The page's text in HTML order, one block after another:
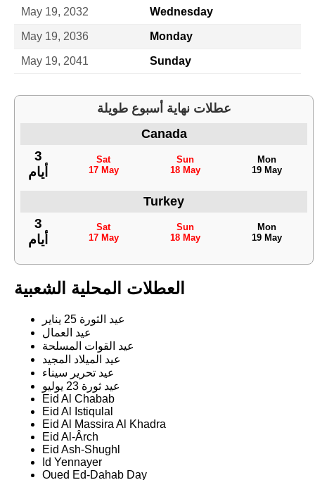
May 19, 2032 Wednesday
May 19, 2036 Monday
May 19, 2041 Sunday
عطلات نهاية أسبوع طويلة
Canada
3
أيام
Sat
17 May
Sun
18 May
Mon
19 May
Turkey
3
أيام
Sat
17 May
Sun
18 May
Mon
19 May
العطلات المحلية الشعبية
عيد الثورة 25 يناير
عيد العمال
عيد القوات المسلحة
عيد الميلاد المجيد
عيد تحرير سيناء
عيد ثورة 23 يوليو
Eid Al Chabab
Eid Al Istiqulal
Eid Al Massira Al Khadra
Eid Al-Ârch
Eid Ash-Shughl
Id Yennayer
Oued Ed-Dahab Day